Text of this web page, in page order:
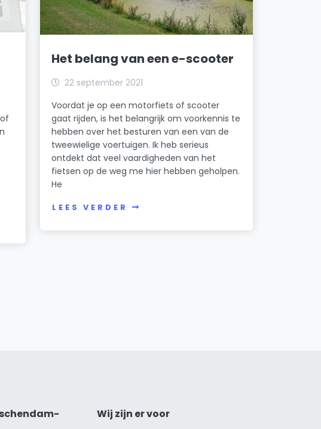
Het belang van een e-scooter
22 september 2021
Voordat je op een motorfiets of scooter
gaat rijden, is het belangrijk om voorkennis te
hebben over het besturen van een van de
tweewielige voertuigen. Ik heb serieus
ontdekt dat veel vaardigheden van het
fietsen op de weg me hier hebben geholpen.
He
LEES VERDER
Wij zijn er voor